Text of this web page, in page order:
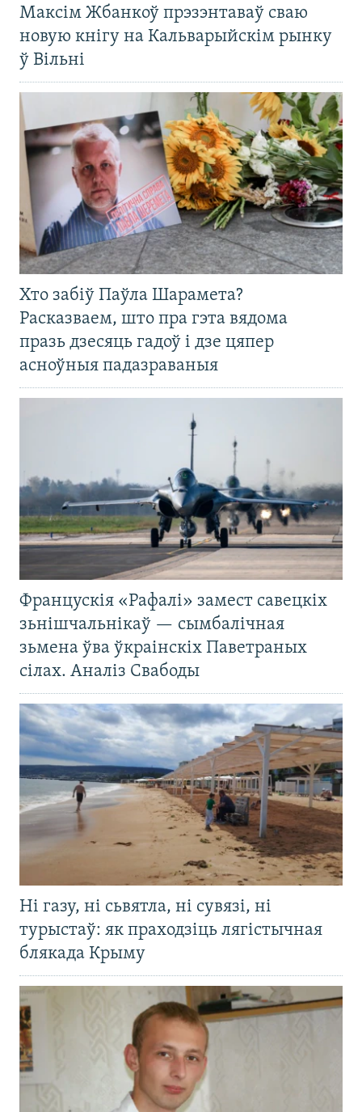
Максім Жбанкоў прэзэнтаваў сваю
новую кнігу на Кальварыйскім рынку
ў Вільні
Хто забіў Паўла Шарамета?
Расказваем, што пра гэта вядома
празь дзесяць гадоў і дзе цяпер
асноўныя падазраваныя
Францускія «Рафалі» замест савецкіх
зьнішчальнікаў — сымбалічная
зьмена ўва ўкраінскіх Паветраных
сілах. Аналіз Свабоды
Ні газу, ні сьвятла, ні сувязі, ні
турыстаў: як праходзіць лягістычная
блякада Крыму